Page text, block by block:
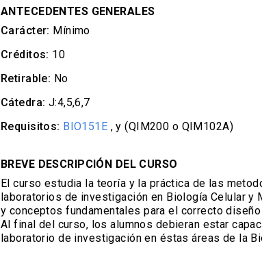
ANTECEDENTES GENERALES
Carácter: Mínimo
Créditos: 10
Retirable: No
Cátedra: J:4,5,6,7
Requisitos: BIO151E , y (QIM200 o QIM102A)
BREVE DESCRIPCIÓN DEL CURSO
El curso estudia la teoría y la práctica de las
laboratorios de investigación en Biología Celular y
y conceptos fundamentales para el correcto
Al final del curso, los alumnos debieran estar
laboratorio de investigación en éstas áreas de la